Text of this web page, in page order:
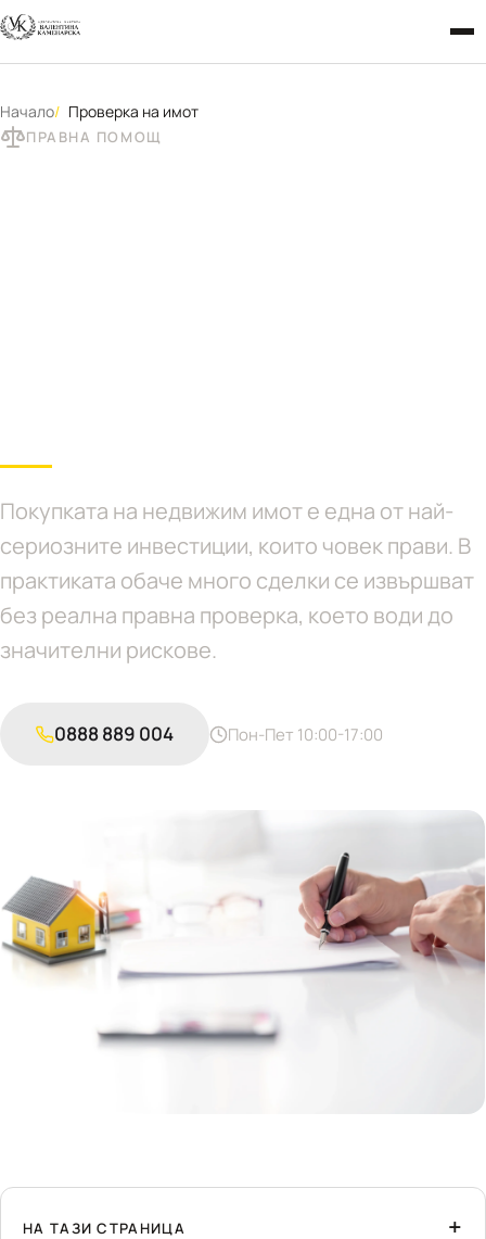
Начало Проверка на имот
ПРАВНА ПОМОЩ
Покупката на недвижим имот е една от най-
сериозните инвестиции, които човек прави. В
практиката обаче много сделки се извършват
без реална правна проверка, което води до
значителни рискове.
0888 889 004 Пон-Пет 10:00-17:00
НА ТАЗИ СТРАНИЦА